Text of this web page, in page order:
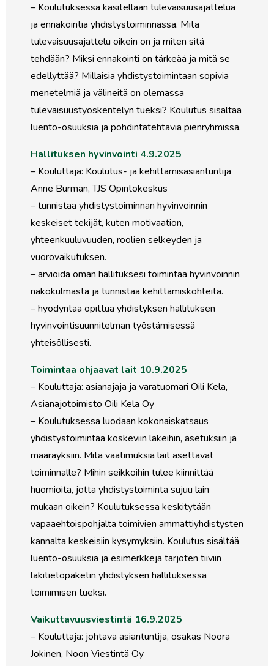
– Koulutuksessa käsitellään tulevaisuusajattelua
ja ennakointia yhdistystoiminnassa. Mitä
tulevaisuusajattelu oikein on ja miten sitä
tehdään? Miksi ennakointi on tärkeää ja mitä se
edellyttää? Millaisia yhdistystoimintaan sopivia
menetelmiä ja välineitä on olemassa
tulevaisuustyöskentelyn tueksi? Koulutus sisältää
luento-osuuksia ja pohdintatehtäviä pienryhmissä.
Hallituksen hyvinvointi 4.9.2025
– Kouluttaja: Koulutus- ja kehittämisasiantuntija
Anne Burman, TJS Opintokeskus
– tunnistaa yhdistystoiminnan hyvinvoinnin
keskeiset tekijät, kuten motivaation,
yhteenkuuluvuuden, roolien selkeyden ja
vuorovaikutuksen.
– arvioida oman hallituksesi toimintaa hyvinvoinnin
näkökulmasta ja tunnistaa kehittämiskohteita.
– hyödyntää opittua yhdistyksen hallituksen
hyvinvointisuunnitelman työstämisessä
yhteisöllisesti.
Toimintaa ohjaavat lait 10.9.2025
– Kouluttaja: asianajaja ja varatuomari Oili Kela,
Asianajotoimisto Oili Kela Oy
– Koulutuksessa luodaan kokonaiskatsaus
yhdistystoimintaa koskeviin lakeihin, asetuksiin ja
määräyksiin. Mitä vaatimuksia lait asettavat
toiminnalle? Mihin seikkoihin tulee kiinnittää
huomioita, jotta yhdistystoiminta sujuu lain
mukaan oikein? Koulutuksessa keskitytään
vapaaehtoispohjalta toimivien ammattiyhdistysten
kannalta keskeisiin kysymyksiin. Koulutus sisältää
luento-osuuksia ja esimerkkejä tarjoten tiiviin
lakitietopaketin yhdistyksen hallituksessa
toimimisen tueksi.
Vaikuttavuusviestintä 16.9.2025
– Kouluttaja: johtava asiantuntija, osakas Noora
Jokinen, Noon Viestintä Oy